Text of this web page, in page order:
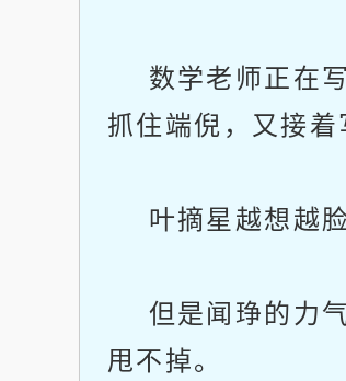
数学老师正在写
抓住端倪，又接着
叶摘星越想越脸
但是闻琤的力气
甩不掉。